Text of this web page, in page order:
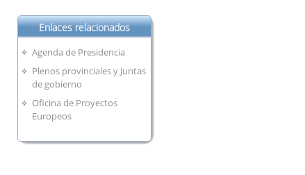
Enlaces relacionados
Agenda de Presidencia
Plenos provinciales y Juntas
de gobierno
Oficina de Proyectos
Europeos